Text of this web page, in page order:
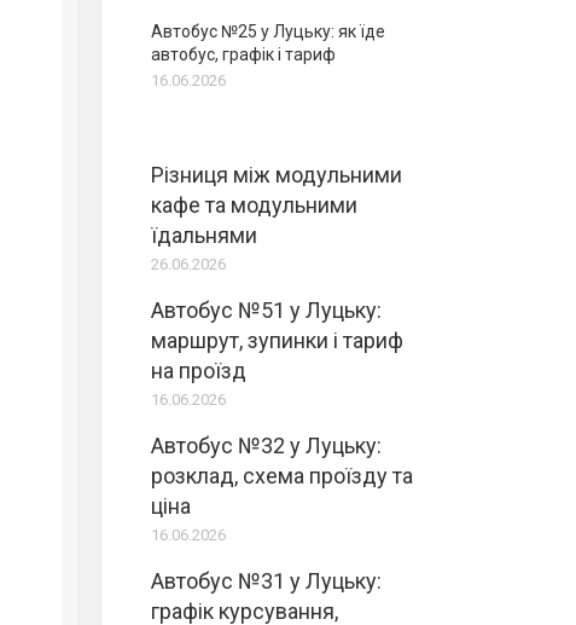
Автобус №25 у Луцьку: як їде
автобус, графік і тариф
16.06.2026
Різниця між модульними
кафе та модульними
їдальнями
26.06.2026
Автобус №51 у Луцьку:
маршрут, зупинки і тариф
на проїзд
16.06.2026
Автобус №32 у Луцьку:
розклад, схема проїзду та
ціна
16.06.2026
Автобус №31 у Луцьку:
графік курсування,